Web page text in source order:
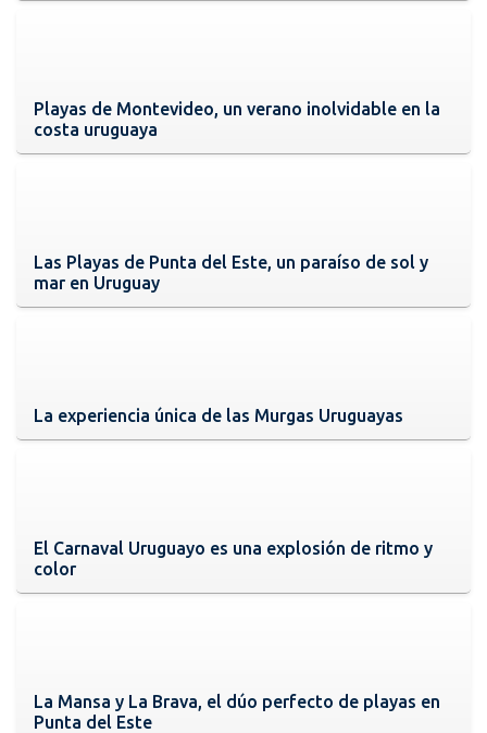
Playas de Montevideo, un verano inolvidable en la
costa uruguaya
Las Playas de Punta del Este, un paraíso de sol y
mar en Uruguay
La experiencia única de las Murgas Uruguayas
El Carnaval Uruguayo es una explosión de ritmo y
color
La Mansa y La Brava, el dúo perfecto de playas en
Punta del Este